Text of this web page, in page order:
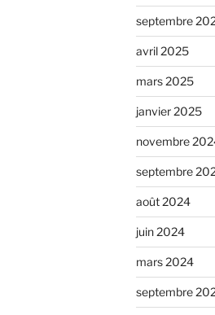
septembre
avril 2025
mars 2025
janvier 2025
novembre
septembre
août 2024
juin 2024
mars 2024
septembre